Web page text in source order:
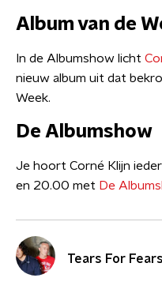
Album van de
In de Albumshow licht
nieuw album uit dat
Week.
De Albumshow
Je hoort Corné Klijn
en 20.00 met De
Tears For Fears